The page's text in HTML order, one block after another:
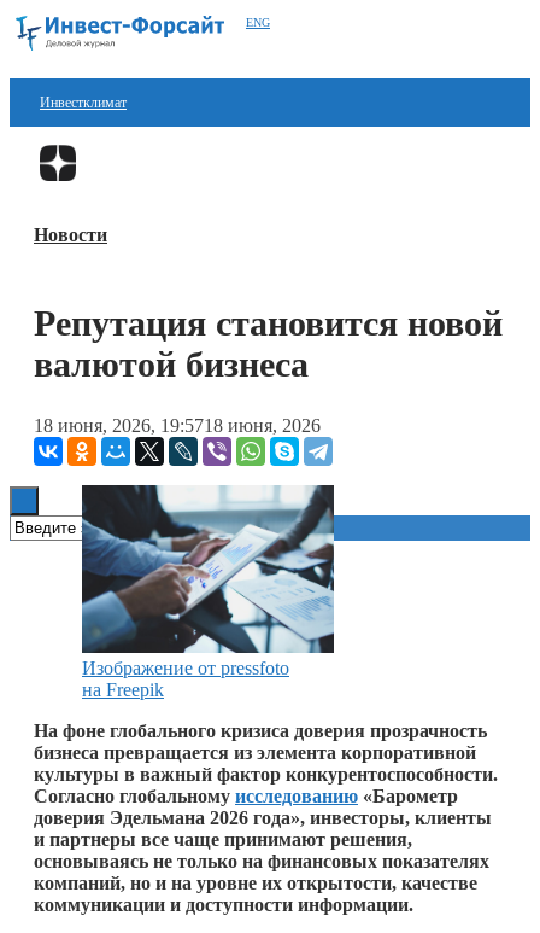
ENG
Инвестклимат
Финансы
Блокчейн
Технологии
Книги
Новости
Репутация становится новой
валютой бизнеса
18 июня, 2026, 19:5718 июня, 2026
Изображение от pressfoto
на Freepik
На фоне глобального кризиса доверия прозрачность
бизнеса превращается из элемента корпоративной
культуры в важный фактор конкурентоспособности.
Согласно глобальному исследованию «Барометр
доверия Эдельмана 2026 года», инвесторы, клиенты
и партнеры все чаще принимают решения,
основываясь не только на финансовых показателях
компаний, но и на уровне их открытости, качестве
коммуникации и доступности информации.